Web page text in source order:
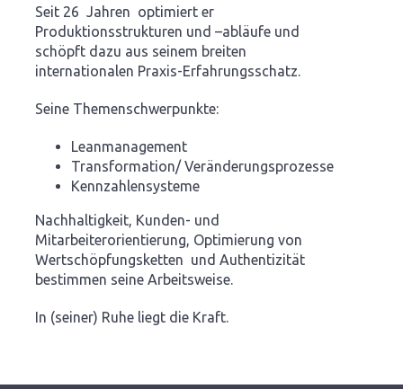
Seit 26 Jahren optimiert er
Produktionsstrukturen und –abläufe und
schöpft dazu aus seinem breiten
internationalen Praxis-Erfahrungsschatz.
Seine Themenschwerpunkte:
Leanmanagement
Transformation/ Veränderungsprozesse
Kennzahlensysteme
Nachhaltigkeit, Kunden- und
Mitarbeiterorientierung, Optimierung von
Wertschöpfungsketten und Authentizität
bestimmen seine Arbeitsweise.
In (seiner) Ruhe liegt die Kraft.